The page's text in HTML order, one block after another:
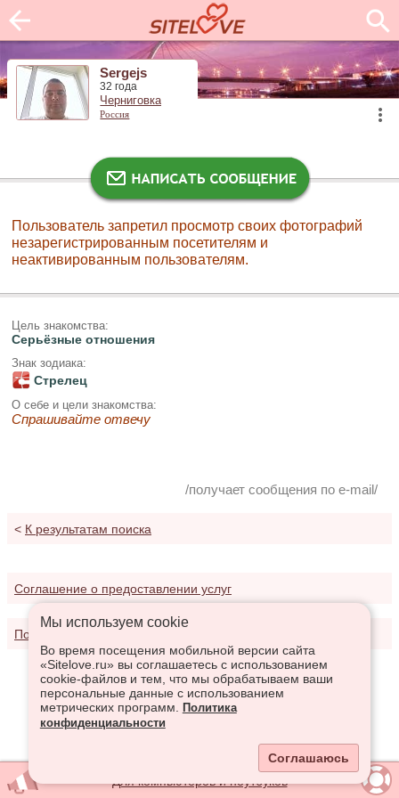
Sergejs
32 года
Черниговка
Россия
Пользователь запретил просмотр своих фотографий
незарегистрированным посетителям и
неактивированным пользователям.
Цель знакомства:
Серьёзные отношения
Знак зодиака:
Стрелец
О себе и цели знакомства:
Спрашивайте отвечу
/получает сообщения по e-mail/
< К результатам поиска
Соглашение о предоставлении услуг
Политика конфиденциальности
Мы используем сookie
Во время посещения мобильной версии сайта
«Sitelove.ru» вы соглашаетесь с использованием
cookie-файлов и тем, что мы обрабатываем ваши
персональные данные с использованием
метрических программ.
Политика
конфиденциальности
Соглашаюсь
Для компьютеров и ноутбуков